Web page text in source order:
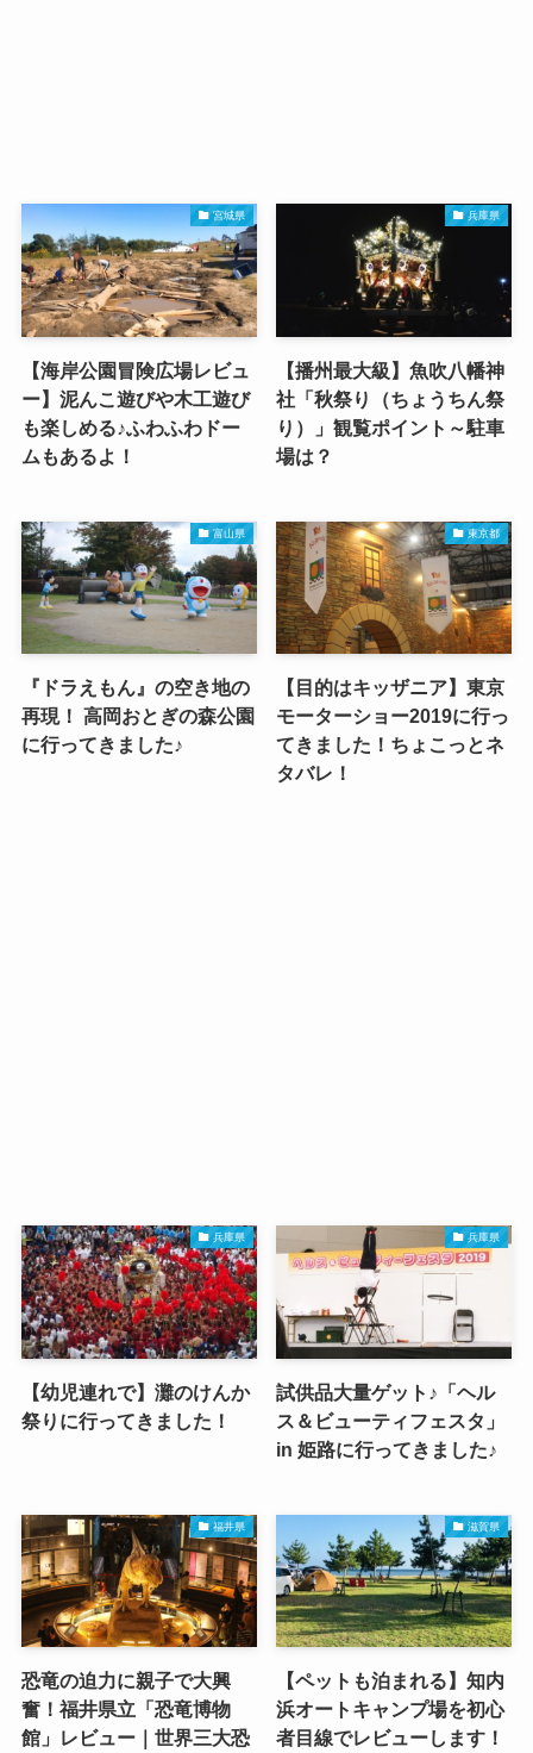
宮城県
【海岸公園冒険広場レビュ
ー】泥んこ遊びや木工遊び
も楽しめる♪ふわふわドー
ムもあるよ！
兵庫県
【播州最大級】魚吹八幡神
社「秋祭り（ちょうちん祭
り）」観覧ポイント～駐車
場は？
富山県
『ドラえもん』の空き地の
再現！ 高岡おとぎの森公園
に行ってきました♪
東京都
【目的はキッザニア】東京
モーターショー2019に行っ
てきました！ちょこっとネ
タバレ！
兵庫県
【幼児連れで】灘のけんか
祭りに行ってきました！
兵庫県
試供品大量ゲット♪「ヘル
ス＆ビューティフェスタ」
in 姫路に行ってきました♪
福井県
恐竜の迫力に親子で大興
奮！福井県立「恐竜博物
館」レビュー｜世界三大恐
滋賀県
【ペットも泊まれる】知内
浜オートキャンプ場を初心
者目線でレビューします！